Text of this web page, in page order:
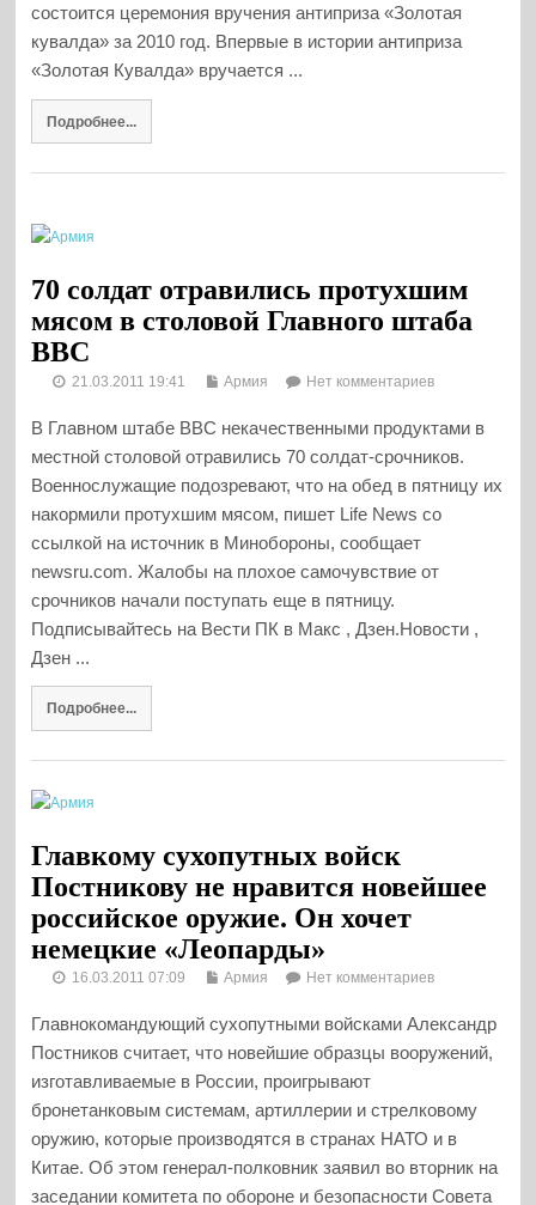
состоится церемония вручения антиприза «Золотая
кувалда» за 2010 год. Впервые в истории антиприза
«Золотая Кувалда» вручается ...
Подробнее...
70 солдат отравились протухшим
мясом в столовой Главного штаба
ВВС
21.03.2011 19:41 Армия Нет комментариев
В Главном штабе ВВС некачественными продуктами в
местной столовой отравились 70 солдат-срочников.
Военнослужащие подозревают, что на обед в пятницу их
накормили протухшим мясом, пишет Life News со
ссылкой на источник в Минобороны, сообщает
newsru.com. Жалобы на плохое самочувствие от
срочников начали поступать еще в пятницу.
Подписывайтесь на Вести ПК в Макс , Дзен.Новости ,
Дзен ...
Подробнее...
Главкому сухопутных войск
Постникову не нравится новейшее
российское оружие. Он хочет
немецкие «Леопарды»
16.03.2011 07:09 Армия Нет комментариев
Главнокомандующий сухопутными войсками Александр
Постников считает, что новейшие образцы вооружений,
изготавливаемые в России, проигрывают
бронетанковым системам, артиллерии и стрелковому
оружию, которые производятся в странах НАТО и в
Китае. Об этом генерал-полковник заявил во вторник на
заседании комитета по обороне и безопасности Совета